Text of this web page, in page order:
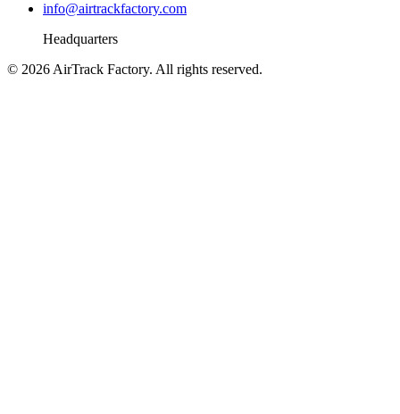
info@airtrackfactory.com
Headquarters
© 2026 AirTrack Factory. All rights reserved.